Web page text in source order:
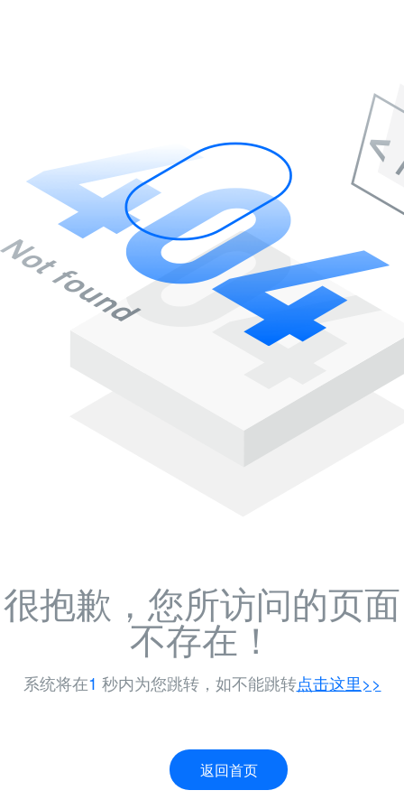
很抱歉，您所访问的页面
不存在！
系统将在1 秒内为您跳转，如不能跳转点击这里>>
返回首页